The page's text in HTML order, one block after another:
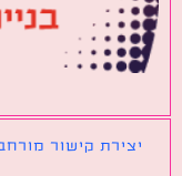
קישור מורחב עם